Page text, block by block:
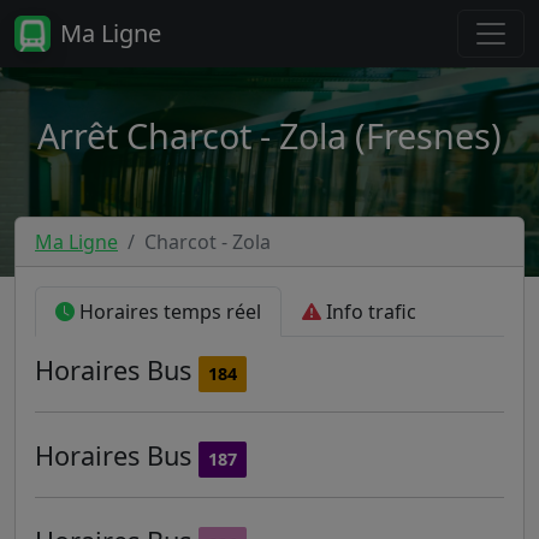
Ma Ligne
Arrêt Charcot - Zola (Fresnes)
Ma Ligne Charcot - Zola
Horaires temps réel Info trafic
Horaires Bus 184
Horaires Bus 187